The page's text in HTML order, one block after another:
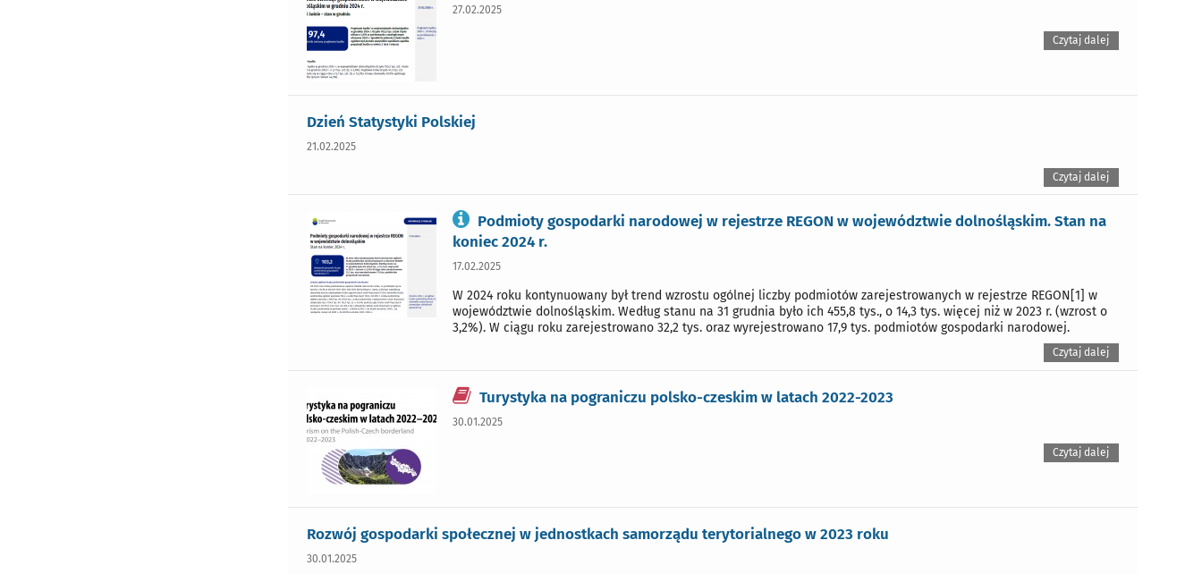
27.02.2025
Czytaj dalej
Dzień Statystyki Polskiej
21.02.2025
Czytaj dalej
Podmioty gospodarki narodowej w rejestrze REGON w województwie dolnośląskim. Stan na
koniec 2024 r.
17.02.2025
W 2024 roku kontynuowany był trend wzrostu ogólnej liczby podmiotów zarejestrowanych w rejestrze REGON[1] w
województwie dolnośląskim. Według stanu na 31 grudnia było ich 455,8 tys., o 14,3 tys. więcej niż w 2023 r. (wzrost o
3,2%). W ciągu roku zarejestrowano 32,2 tys. oraz wyrejestrowano 17,9 tys. podmiotów gospodarki narodowej.
Czytaj dalej
Turystyka na pograniczu polsko-czeskim w latach 2022-2023
30.01.2025
Czytaj dalej
Rozwój gospodarki społecznej w jednostkach samorządu terytorialnego w 2023 roku
30.01.2025